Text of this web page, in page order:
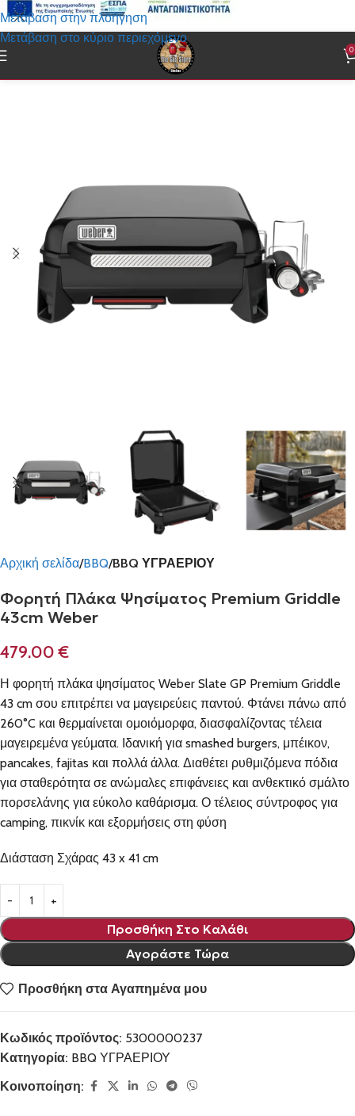
Μετάβαση στην πλοήγηση
Μετάβαση στο κύριο περιεχόμενο
0
Αρχική σελίδα BBQ BBQ ΥΓΡΑΕΡΙΟΥ
Φορητή Πλάκα Ψησίματος Premium Griddle
43cm Weber
479.00€
Η φορητή πλάκα ψησίματος Weber Slate GP Premium Griddle
43 cm σου επιτρέπει να μαγειρεύεις παντού. Φτάνει πάνω από
260°C και θερμαίνεται ομοιόμορφα, διασφαλίζοντας τέλεια
μαγειρεμένα γεύματα. Ιδανική για smashed burgers, μπέικον,
pancakes, fajitas και πολλά άλλα. Διαθέτει ρυθμιζόμενα πόδια
για σταθερότητα σε ανώμαλες επιφάνειες και ανθεκτικό σμάλτο
πορσελάνης για εύκολο καθάρισμα. Ο τέλειος σύντροφος για
camping, πικνίκ και εξορμήσεις στη φύση
Διάσταση Σχάρας 43 x 41 cm
Προσθήκη Στο Καλάθι
Αγοράστε Τώρα
Προσθήκη στα Αγαπημένα μου
Κωδικός προϊόντος: 5300000237
Κατηγορία: BBQ ΥΓΡΑΕΡΙΟΥ
Κοινοποίηση: